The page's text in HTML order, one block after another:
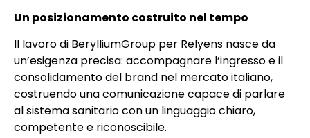
Un posizionamento costruito nel tempo
Il lavoro di BerylliumGroup per Relyens nasce da
un’esigenza precisa: accompagnare l’ingresso e il
consolidamento del brand nel mercato italiano,
costruendo una comunicazione capace di parlare
al sistema sanitario con un linguaggio chiaro,
competente e riconoscibile.